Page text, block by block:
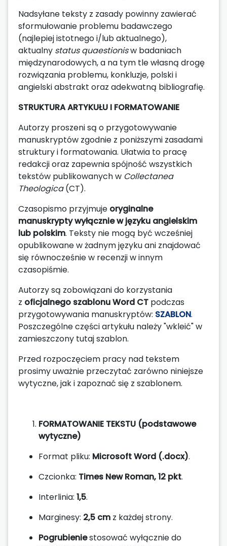
Nadsyłane teksty z zasady powinny zawierać
sformułowanie problemu badawczego
(najlepiej istotnego i/lub aktualnego),
aktualny status quaestionisw badaniach
międzynarodowych, a na tym tle własną drogę
rozwiązania problemu, konkluzje, polski i
angielski abstrakt oraz adekwatną bibliografię.
STRUKTURA ARTYKUŁU I FORMATOWANIE
Autorzy proszeni są o przygotowywanie
manuskryptów zgodnie z poniższymi zasadami
struktury i formatowania. Ułatwia to pracę
redakcji oraz zapewnia spójność wszystkich
tekstów publikowanych w Collectanea
Theologica(CT).
Czasopismo przyjmuje oryginalne
manuskrypty wyłącznie w języku angielskim
lub polskim. Teksty nie mogą być wcześniej
opublikowane w żadnym języku ani znajdować
się równocześnie w recenzji w innym
czasopiśmie.
Autorzy są zobowiązani do korzystania
z oficjalnego szablonu Word CT podczas
przygotowywania manuskryptów: SZABLON.
Poszczególne części artykułu należy "wkleić" w
zamieszczony tutaj szablon.
Przed rozpoczęciem pracy nad tekstem
prosimy uważnie przeczytać zarówno niniejsze
wytyczne, jak i zapoznać się z szablonem.
FORMATOWANIE TEKSTU (podstawowe
wytyczne)
Format pliku: Microsoft Word (.docx).
Czcionka: Times New Roman, 12 pkt.
Interlinia: 1,5.
Marginesy: 2,5 cm z każdej strony.
Pogrubieniestosować wyłącznie do